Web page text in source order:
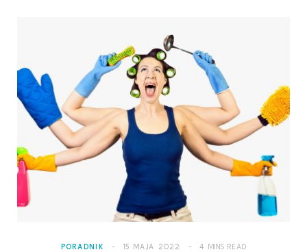
PORADNIK 15 MAJA 2022 4 MINS READ